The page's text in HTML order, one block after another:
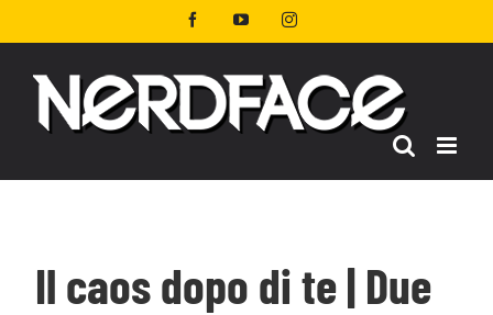
al
FacebookYouTubeInstagram
Il caos dopo di te | Due